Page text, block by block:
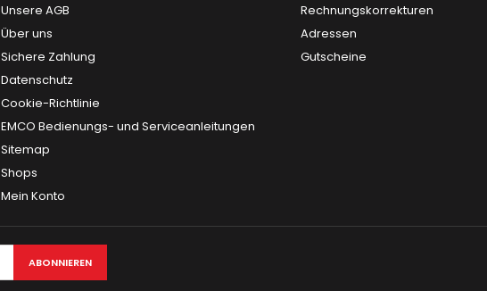
Unsere AGB
Über uns
Sichere Zahlung
Datenschutz
Cookie-Richtlinie
EMCO Bedienungs- und Serviceanleitungen
Sitemap
Shops
Mein Konto
Rechnungskorrekturen
Adressen
Gutscheine